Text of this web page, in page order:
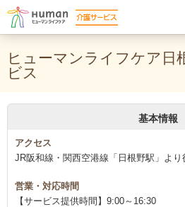
ヒューマンライフケア日
ビス
基本情報
アクセス
JR阪和線・関西空港線「日根野駅」より
営業・対応時間
【サービス提供時間】9:00～16:30